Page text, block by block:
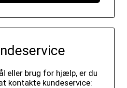
eller brug for hjælp, er du
kontakte kundeservice: